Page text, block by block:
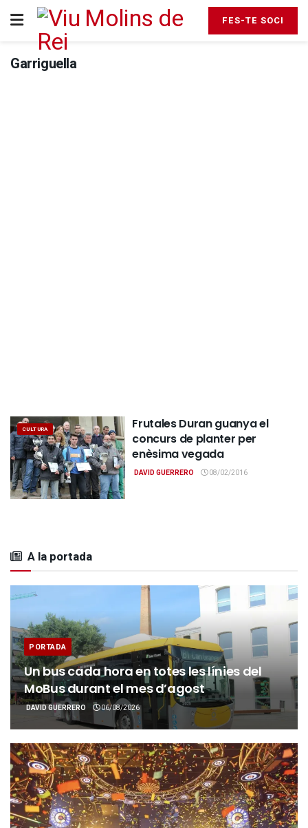
FES-TE SOCI
Garriguella
CULTURA
Frutales Duran guanya el
concurs de planter per
enèsima vegada
DAVID GUERRERO 08/02/2016
A la portada
PORTADA
Un bus cada hora en totes les línies del
MoBus durant el mes d’agost
DAVID GUERRERO 06/08/2026